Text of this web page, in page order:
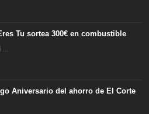
Tu sortea 300€ en combustible
...
Aniversario del ahorro de El Corte